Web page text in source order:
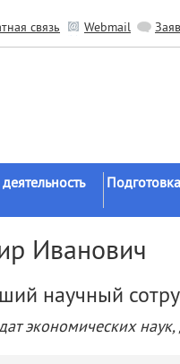
связь Webmail
разработки
советы
Иванович
научный
экономических наук,